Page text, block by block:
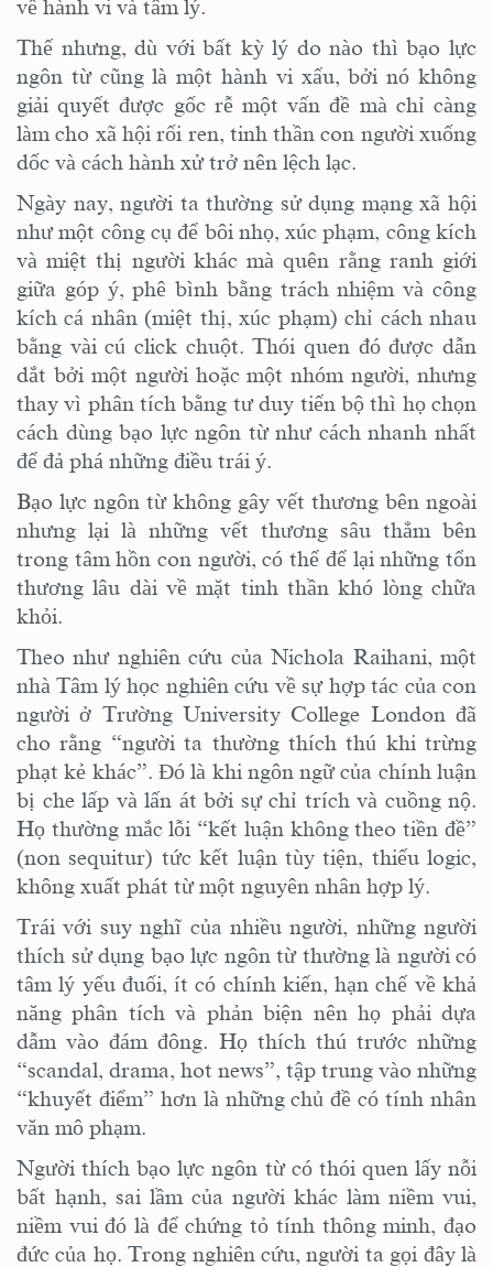
về hành vi và tâm lý.
Thế nhưng, dù với bất kỳ lý do nào thì bạo lực
ngôn từ cũng là một hành vi xấu, bởi nó không
giải quyết được gốc rễ một vấn đề mà chỉ càng
làm cho xã hội rối ren, tinh thần con người xuống
dốc và cách hành xử trở nên lệch lạc.
Ngày nay, người ta thường sử dụng mạng xã hội
như một công cụ để bôi nhọ, xúc phạm, công kích
và miệt thị người khác mà quên rằng ranh giới
giữa góp ý,phê bình bằng trách nhiệmvà công
kích cá nhân (miệt thị, xúc phạm) chỉ cách nhau
bằng vài cú click chuột. Thói quen đó được dẫn
dắt bởi một người hoặc một nhóm người, nhưng
thay vì phân tích bằng tư duy tiến bộ thì họ chọn
cách dùng bạo lực ngôn từ như cách nhanh nhất
để đả phá những điều trái ý.
Bạo lực ngôn từ không gây vết thương bên ngoài
nhưng lại là những vết thương sâu thẳm bên
trong tâm hồn con người, có thể để lại những tổn
thương lâu dài về mặt tinh thần khó lòng chữa
khỏi.
Theo như nghiên cứu củaNichola Raihani, một
nhàTâm lý học nghiên cứu về sự hợp tác của con
người ở Trường University College London đã
cho rằng “người ta thường thích thú khi trừng
phạt kẻ khác”. Đó là khi ngôn ngữ của chính luận
bị che lấp và lấn át bởi sự chỉ trích và cuồng nộ.
Họ thường mắc lỗi “kết luận không theo tiền đề”
(non sequitur) tứckết luận tùy tiện, thiếu logic,
không xuất phát từ một nguyên nhân hợp lý.
Trái với suy nghĩ của nhiều người, những người
thích sử dụng bạo lực ngôn từ thường là người có
tâm lý yếu đuối, ít có chính kiến, hạn chế về khả
năng phân tích và phản biện nên họ phải dựa
dẫm vào đám đông. Họ thích thú trước những
“scandal, drama, hot news”, tập trung vào những
“khuyết điểm” hơn là những chủ đề có tính nhân
văn mô phạm.
Người thích bạo lực ngôn từ có thói quen lấy nỗi
bất hạnh, sai lầm của người khác làm niềm vui,
niềm vui đó là để chứng tỏ tính thông minh, đạo
đức của họ. Trong nghiên cứu, người ta gọi đây là